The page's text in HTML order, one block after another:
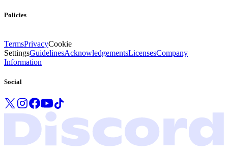
Policies
TermsPrivacyCookie
SettingsGuidelinesAcknowledgementsLicensesCompany
Information
Social